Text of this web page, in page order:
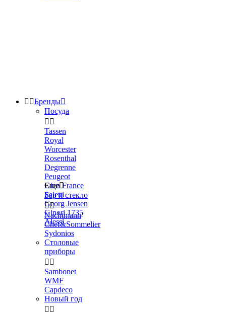
 Бренды
Посуда
 
Tassen
Royal
Worcester
Rosenthal
Degrenne
Peugeot
Gien France
Seletti
Georg Jensen
Ginori 1735
Alessi
Еще
Бар и стекло

Nachtmann
Chef&Sommelier
Sydonios
Столовые
приборы
 
Sambonet
WMF
Capdeco
Новый год
 